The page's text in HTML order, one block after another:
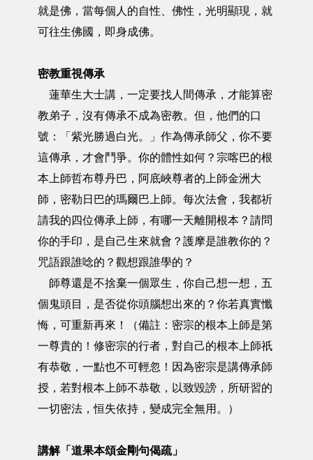
就是佛，當每個人的自性、佛性，光明顯現，就
可往生佛國，即身成佛。
密教重視傳承
蓮華生大士講，一定要找人間傳承，才能算密
教弟子，沒有傳承不成為密教。但，他們的口
號：「紫光勝過白光。」作為傳承師父，你不要
這傳承，才會鬥爭。你的體性如何？宗喀巴的根
本上師哲布尊丹巴，阿底峽尊者的上師金洲大
師，密勒日巴的瑪爾巴上師。每次法會，我都祈
請我的四位傳承上師，有哪一天離開根本？請問
你的手印，是自己生來就會？護摩是誰教你的？
咒語跟誰唸的？觀想跟誰學的？
師尊還是不捨棄一個眾生，你自己想一想，五
個鬼頭目，是否從你頭腦想出來的？你若真實懺
悔，可重新再來！（備註：密宗的根本上師是第
一尊貴的！修密宗的行者，對自己的根本上師祇
有恭敬，一點也不可輕忽！因為密宗是講傳承師
授，若對根本上師不恭敬，以致毀謗，所研習的
一切密法，恒失依持，變成完全無用。）
講解「 道果本頌金剛句偈疏」